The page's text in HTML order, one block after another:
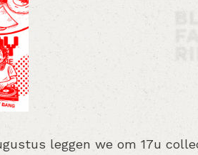
leggen we om 17u